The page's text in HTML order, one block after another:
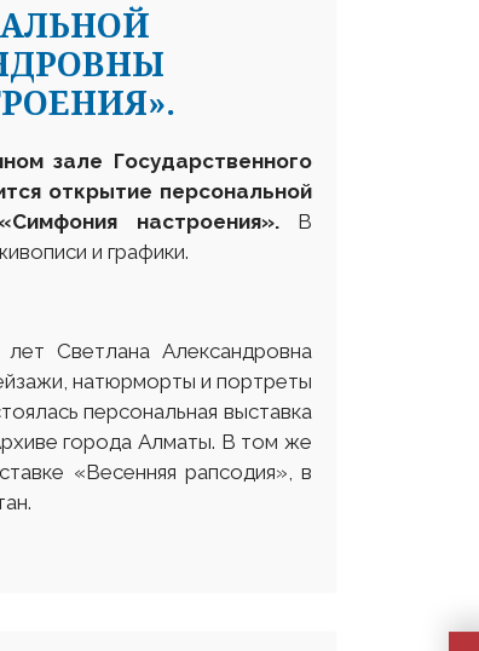
зале Государственного
открытие персональной
«Симфония настроения».В
и графики.
Светлана Александровна
натюрморты и портреты
персональная выставка
города Алматы. В том же
«Весенняя рапсодия», в